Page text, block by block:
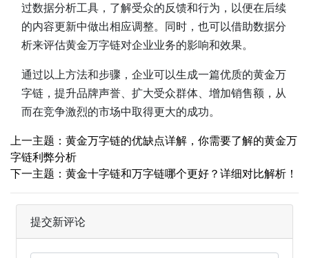
过数据分析工具，了解受众的反馈和行为，以便在后续
的内容更新中做出相应调整。同时，也可以借助数据分
析来评估黄金万字链对企业业务的影响和效果。
通过以上方法和步骤，企业可以生成一篇优质的黄金万
字链，提升品牌声誉、扩大受众群体、增加销售额，从
而在竞争激烈的市场中取得更大的成功。
上一主题：黄金万字链的优缺点详解，你需要了解的黄金万
字链利弊分析
下一主题：黄金十字链和万字链哪个更好？详细对比解析！
提交新评论